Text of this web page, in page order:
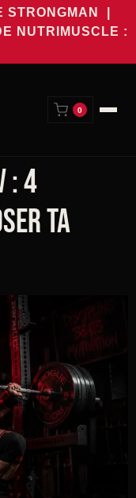
STRONGMAN |
NUTRIMUSCLE :
0
: 4
ta